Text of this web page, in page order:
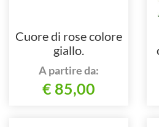
Cuore di rose colore
giallo.
A partire da:
€ 85,00